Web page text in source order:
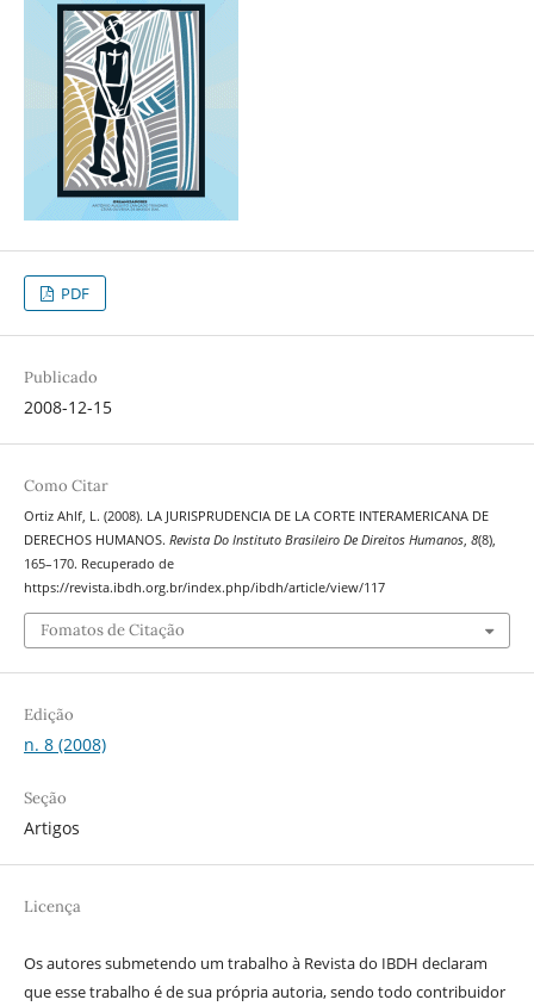
PDF
Publicado
2008-12-15
Como Citar
Ortiz Ahlf, L. (2008). LA JURISPRUDENCIA DE LA CORTE INTERAMERICANA DE
DERECHOS HUMANOS. Revista Do Instituto Brasileiro De Direitos Humanos, 8(8),
165–170. Recuperado de
https://revista.ibdh.org.br/index.php/ibdh/article/view/117
Fomatos de Citação
Edição
n. 8 (2008)
Seção
Artigos
Licença
Os autores submetendo um trabalho à Revista do IBDH declaram
que esse trabalho é de sua própria autoria, sendo todo contribuidor